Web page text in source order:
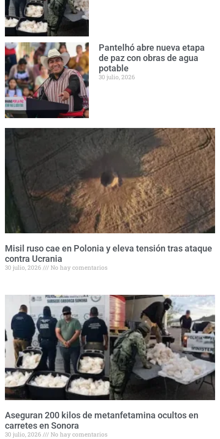
Pantelhó abre nueva etapa
de paz con obras de agua
potable
30 julio, 2026
Misil ruso cae en Polonia y eleva tensión tras ataque
contra Ucrania
30 julio, 2026 No hay comentarios
Aseguran 200 kilos de metanfetamina ocultos en
carretes en Sonora
30 julio, 2026 No hay comentarios